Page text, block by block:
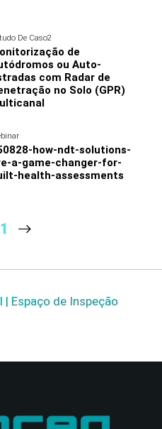
De Caso2
de
ou Auto-
com Radar de
no Solo (GPR)
how-ndt-solutions-
a-game-changer-for-
health-assessments
1
Espaço de Inspeção